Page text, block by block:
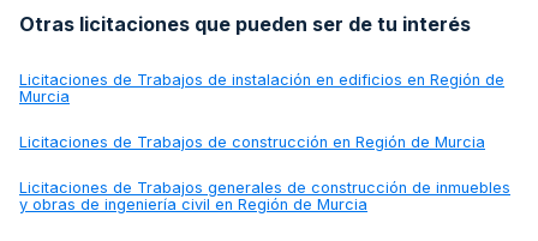
Otras licitaciones que pueden ser de tu interés
Licitaciones de Trabajos de instalación en edificios en Región de
Murcia
Licitaciones de Trabajos de construcción en Región de Murcia
Licitaciones de Trabajos generales de construcción de inmuebles
y obras de ingeniería civil en Región de Murcia